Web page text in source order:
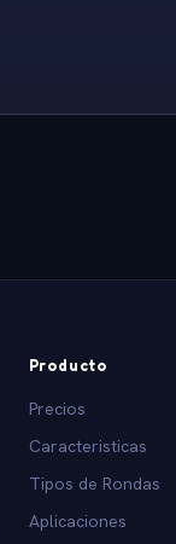
Producto
Precios
Caracteristicas
Tipos de Rondas
Aplicaciones